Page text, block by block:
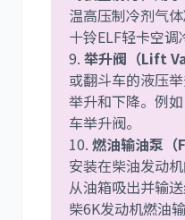
温高压制冷剂气
十铃ELF轻卡空调
9. 举升阀（Lift
或翻斗车的液压
举升和下降。例
车举升阀。
10. 燃油输油泵（
安装在柴油发动
从油箱吸出并输
柴6K发动机燃油输